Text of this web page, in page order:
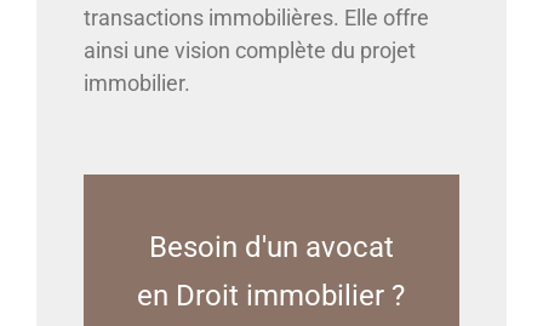
transactions immobilières. Elle offre
ainsi une vision complète du projet
immobilier.
Besoin d'un avocat
en Droit immobilier ?